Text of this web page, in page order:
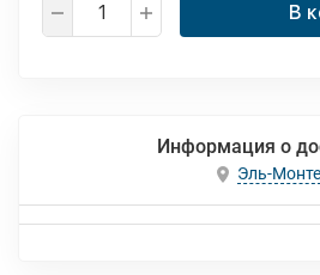
В
Информация о
Эль-Монте